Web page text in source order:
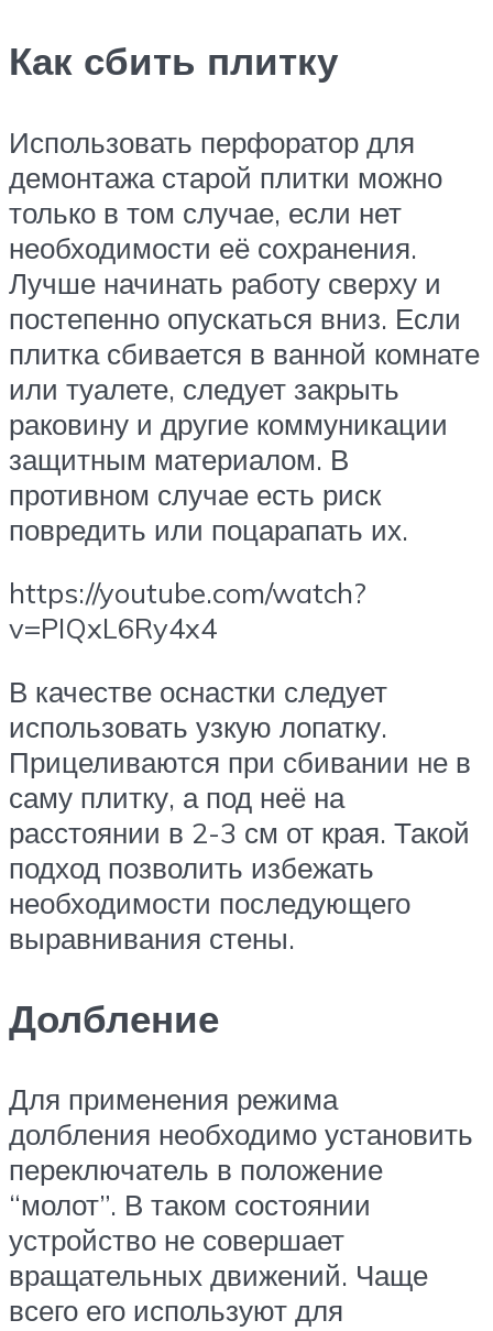
Как сбить плитку
Использовать перфоратор для
демонтажа старой плитки можно
только в том случае, если нет
необходимости её сохранения.
Лучше начинать работу сверху и
постепенно опускаться вниз. Если
плитка сбивается в ванной комнате
или туалете, следует закрыть
раковину и другие коммуникации
защитным материалом. В
противном случае есть риск
повредить или поцарапать их.
https://youtube.com/watch?
v=PIQxL6Ry4x4
В качестве оснастки следует
использовать узкую лопатку.
Прицеливаются при сбивании не в
саму плитку, а под неё на
расстоянии в 2-3 см от края. Такой
подход позволить избежать
необходимости последующего
выравнивания стены.
Долбление
Для применения режима
долбления необходимо установить
переключатель в положение
“молот”. В таком состоянии
устройство не совершает
вращательных движений. Чаще
всего его используют для